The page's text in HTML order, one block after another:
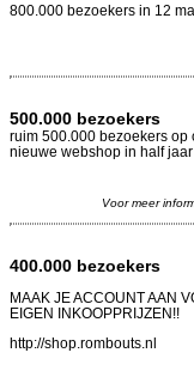
800.000 bezoekers in 12
500.000 bezoekers
ruim 500.000 bezoekers op
nieuwe webshop in half jaar
Voor meer
400.000 bezoekers
MAAK JE ACCOUNT AAN
EIGEN INKOOPPRIJZEN!!
http://shop.rombouts.nl